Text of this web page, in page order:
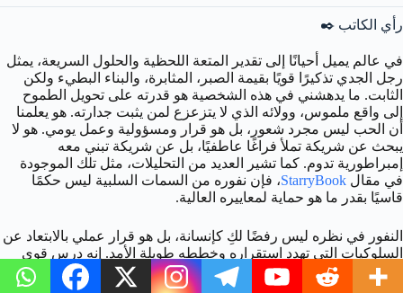
رأي الكاتب ✒️
في عالم يميل أحيانًا إلى تقدير المتعة اللحظية والحلول السريعة، يمثل
رجل الجدي تذكيرًا قويًا بقيمة الصبر، المثابرة، والبناء البطيء ولكن
الثابت. ما يدهشني في هذه الشخصية هو قدرته على تحويل الطموح
إلى واقع ملموس، وولائه الذي لا يتزعزع لمن يثبت جدارته. هو يعلمنا
أن الحب ليس مجرد شعور، بل هو قرار ومسؤولية وعمل يومي. هو لا
يبحث عن شريكة تملأ فراغًا عاطفيًا، بل عن شريكة تبني معه
إمبراطورية تدوم. كما تشير العديد من التحليلات، مثل تلك الموجودة
في مقال StarryBook، فإن نفوره من السمات السلبية ليس حكمًا
قاسيًا بقدر ما هو حماية لمعاييره العالية.
النفور في نظره ليس رفضًا لكِ كإنسانة، بل هو قرار عملي بالابتعاد عن
السلوكيات التي تهدد استقراره وخططه طويلة الأمد. إنه درس قوي
في أن الطريقة التي ندير بها حياتنا، مواردنا، وطموحاتنا هي أقوى
أشكال الجاذبية. رجل الجدي لا يريد شريكة تعجب بنجاحه، بل يريد